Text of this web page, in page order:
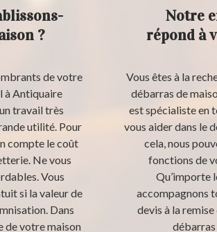
?
de votre
à Antiquaire
travail très
utilité. Pour
compte le coût
Ne vous
Vous
si la valeur de
Dans
de votre maison
Notre
répond à
Vous êtes à la
débarras de
est spécialiste en
vous aider dans le
cela, nous
fonctions de
Qu’importe
accompagnons
devis à la
débarras